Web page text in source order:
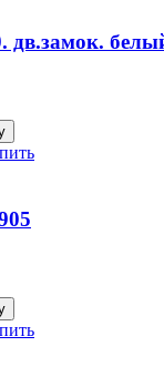
дв.замок.